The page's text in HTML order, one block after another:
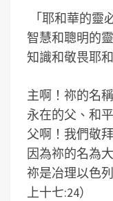
「耶和華的
智慧和聰明的
知識和敬畏耶
主啊！祢的名
永在的父、和
父啊！我們敬
因為祢的名為大
祢是冶理以色
上十七:24）